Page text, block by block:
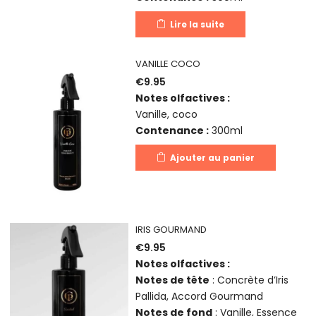
Lire la suite
VANILLE COCO
€9.95
Notes olfactives :
Vanille, coco
Contenance : 300ml
Ajouter au panier
IRIS GOURMAND
€9.95
Notes olfactives :
Notes de tête : Concrète d’Iris
Pallida, Accord Gourmand
Notes de fond : Vanille, Essence